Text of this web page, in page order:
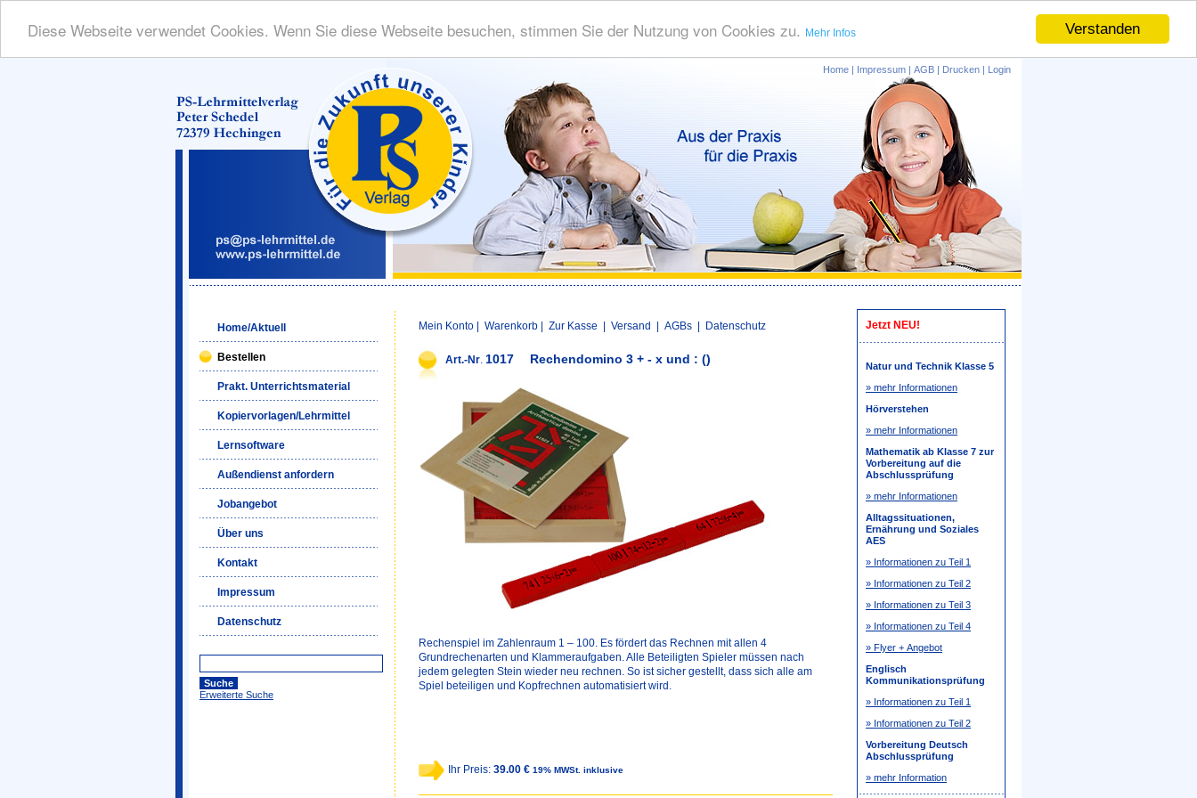
Verstanden
Diese Webseite verwendet Cookies. Wenn Sie diese Webseite besuchen, stimmen Sie der Nutzung von Cookies zu. Mehr Infos
Home | Impressum | AGB | Drucken | Login
Home/Aktuell
Bestellen
Prakt. Unterrichtsmaterial
Kopiervorlagen/Lehrmittel
Lernsoftware
Außendienst anfordern
Jobangebot
Über uns
Kontakt
Impressum
Datenschutz
Erweiterte Suche
Mein Konto Warenkorb Zur Kasse Versand AGBs Datenschutz
Art.-Nr. 1017 Rechendomino 3 + - x und : ()
Rechenspiel im Zahlenraum 1 – 100. Es fördert das Rechnen mit allen 4
Grundrechenarten und Klammeraufgaben. Alle Beteiligten Spieler müssen nach
jedem gelegten Stein wieder neu rechnen. So ist sicher gestellt, dass sich alle am
Spiel beteiligen und Kopfrechnen automatisiert wird.
Ihr Preis: 39.00 € 19% MWSt. inklusive
Jetzt NEU!
Natur und Technik Klasse 5
» mehr Informationen
Hörverstehen
» mehr Informationen
Mathematik ab Klasse 7 zur
Vorbereitung auf die
Abschlussprüfung
» mehr Informationen
Alltagssituationen,
Ernährung und Soziales
AES
» Informationen zu Teil 1
» Informationen zu Teil 2
» Informationen zu Teil 3
» Informationen zu Teil 4
» Flyer + Angebot
Englisch
Kommunikationsprüfung
» Informationen zu Teil 1
» Informationen zu Teil 2
Vorbereitung Deutsch
Abschlussprüfung
» mehr Information